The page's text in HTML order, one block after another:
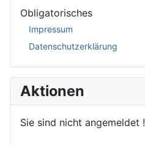
Obligatorisches
Impressum
Datenschutzerklärung
Aktionen
Sie sind nicht angemeldet !